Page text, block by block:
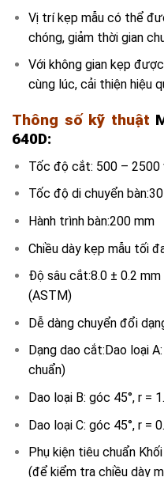
Vị trí kẹp mẫu có thể
chóng, giảm thời gian
Với không gian kẹp
cùng lúc, cải thiện hiệu
Thông số kỹ thuật
640D:
Tốc độ cắt: 500 – 2500
Tốc độ di chuyển
Hành trình bàn:200 mm
Chiều dày kẹp mẫu tối
Độ sâu cắt:8.0 ± 0.2
(ASTM)
Dễ dàng chuyển đổi
Dạng dao cắt:Dao loại
chuẩn)
Dao loại B: góc 45°, r =
Dao loại C: góc 45°, r =
Phụ kiện tiêu chuẩn
(để kiểm tra chiều dày